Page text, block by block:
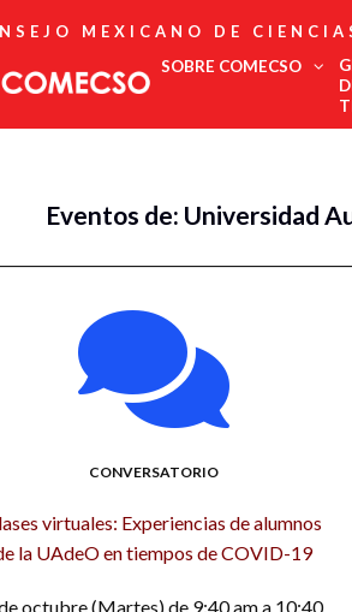
MEXICANO DE
SOBRE COMECSO
Directorio
Fundadores
Comité Editorial
Boletín
Eventos de: Universidad
CONVERSATORIO
virtuales: Experiencias de alumnos
la UAdeO en tiempos de COVID-19
octubre (Martes) de 9:40 am a 10:40